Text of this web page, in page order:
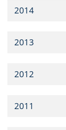
2014
2013
2012
2011